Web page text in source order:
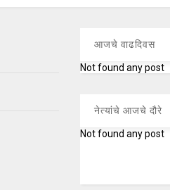
आजचे वाढदिवस
Not found any post
नेत्यांचे आजचे दौरे
Not found any post